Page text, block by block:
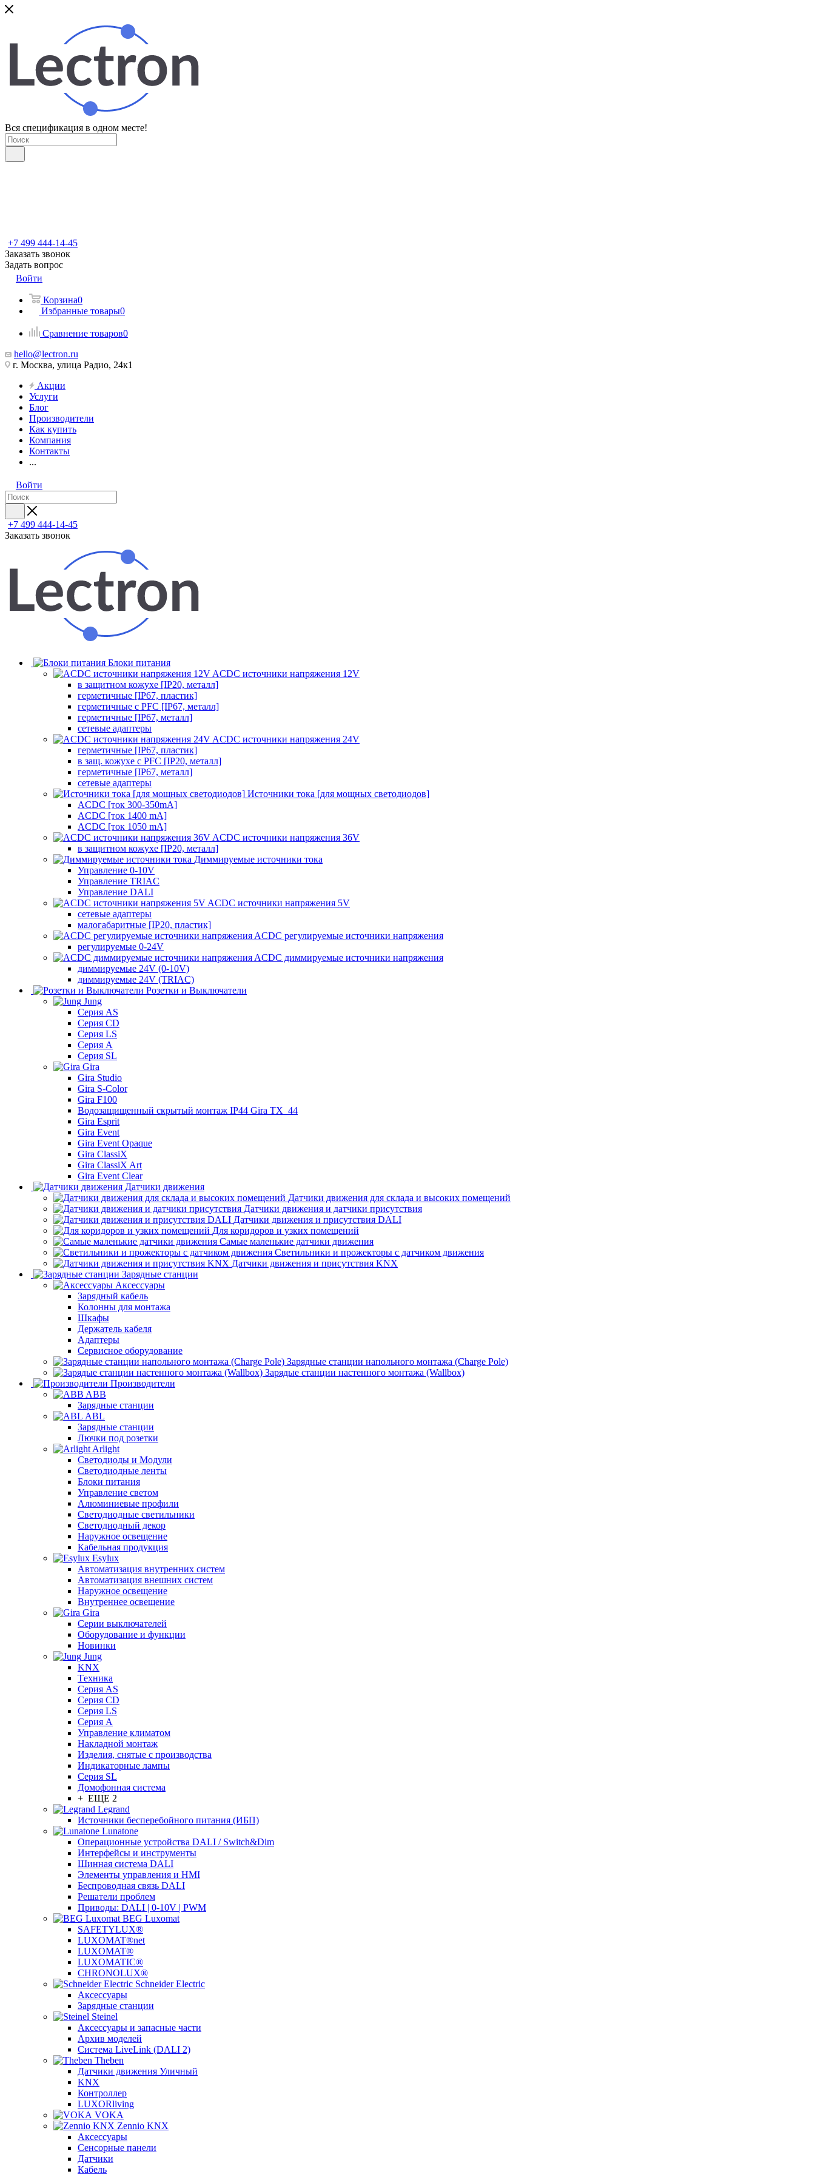
Вся спецификация в одном месте!
+7 499 444-14-45
Заказать звонок
Задать вопрос
Войти
Корзина0
Избранные товары0
Сравнение товаров0
hello@lectron.ru
г. Москва, улица Радио, 24к1
Акции
Услуги
Блог
Производители
Как купить
Компания
Контакты
...
Войти
+7 499 444-14-45
Заказать звонок
Блоки питания
ACDC источники напряжения 12V
в защитном кожухе [IP20, металл]
герметичные [IP67, пластик]
герметичные с PFC [IP67, металл]
герметичные [IP67, металл]
сетевые адаптеры
ACDC источники напряжения 24V
герметичные [IP67, пластик]
в защ. кожухе с PFC [IP20, металл]
герметичные [IP67, металл]
сетевые адаптеры
Источники тока [для мощных светодиодов]
ACDC [ток 300-350mA]
ACDC [ток 1400 mA]
ACDC [ток 1050 mA]
ACDC источники напряжения 36V
в защитном кожухе [IP20, металл]
Диммируемые источники тока
Управление 0-10V
Управление TRIAC
Управление DALI
ACDC источники напряжения 5V
сетевые адаптеры
малогабаритные [IP20, пластик]
ACDC регулируемые источники напряжения
регулируемые 0-24V
ACDC диммируемые источники напряжения
диммируемые 24V (0-10V)
диммируемые 24V (TRIAC)
Розетки и Выключатели
Jung
Серия AS
Серия CD
Серия LS
Серия A
Серия SL
Gira
Gira Studio
Gira S-Color
Gira F100
Водозащищенный скрытый монтаж IP44 Gira TX_44
Gira Esprit
Gira Event
Gira Event Opaque
Gira ClassiX
Gira ClassiX Art
Gira Event Clear
Датчики движения
Датчики движения для склада и высоких помещений
Датчики движения и датчики присутствия
Датчики движения и присутствия DALI
Для коридоров и узких помещений
Самые маленькие датчики движения
Светильники и прожекторы с датчиком движения
Датчики движения и присутствия KNX
Зарядные станции
Аксессуары
Зарядный кабель
Колонны для монтажа
Шкафы
Держатель кабеля
Адаптеры
Сервисное оборудование
Зарядные станции напольного монтажа (Charge Pole)
Зарядые станции настенного монтажа (Wallbox)
Производители
ABB
Зарядные станции
ABL
Зарядные станции
Лючки под розетки
Arlight
Светодиоды и Модули
Светодиодные ленты
Блоки питания
Управление светом
Алюминиевые профили
Светодиодные светильники
Светодиодный декор
Наружное освещение
Кабельная продукция
Esylux
Автоматизация внутренних систем
Автоматизация внешних систем
Наружное освещение
Внутреннее освещение
Gira
Серии выключателей
Оборудование и функции
Новинки
Jung
KNX
Tехника
Серия AS
Серия CD
Серия LS
Серия A
Управление климатом
Накладной монтаж
Изделия, снятые с производства
Индикаторные лампы
Серия SL
Домофонная система
+ ЕЩЕ 2
Legrand
Источники бесперебойного питания (ИБП)
Lunatone
Операционные устройства DALI / Switch&Dim
Интерфейсы и инструменты
Шинная система DALI
Элементы управления и HMI
Беспроводная связь DALI
Решатели проблем
Приводы: DALI | 0-10V | PWM
BEG Luxomat
SAFETYLUX®
LUXOMAT®net
LUXOMAT®
LUXOMATIC®
CHRONOLUX®
Schneider Electric
Аксессуары
Зарядные станции
Steinel
Аксессуары и запасные части
Архив моделей
Система LiveLink (DALI 2)
Theben
Датчики движения Уличный
KNX
Контроллер
LUXORliving
VOKA
Zennio KNX
Аксессуары
Сенсорные панели
Датчики
Кабель